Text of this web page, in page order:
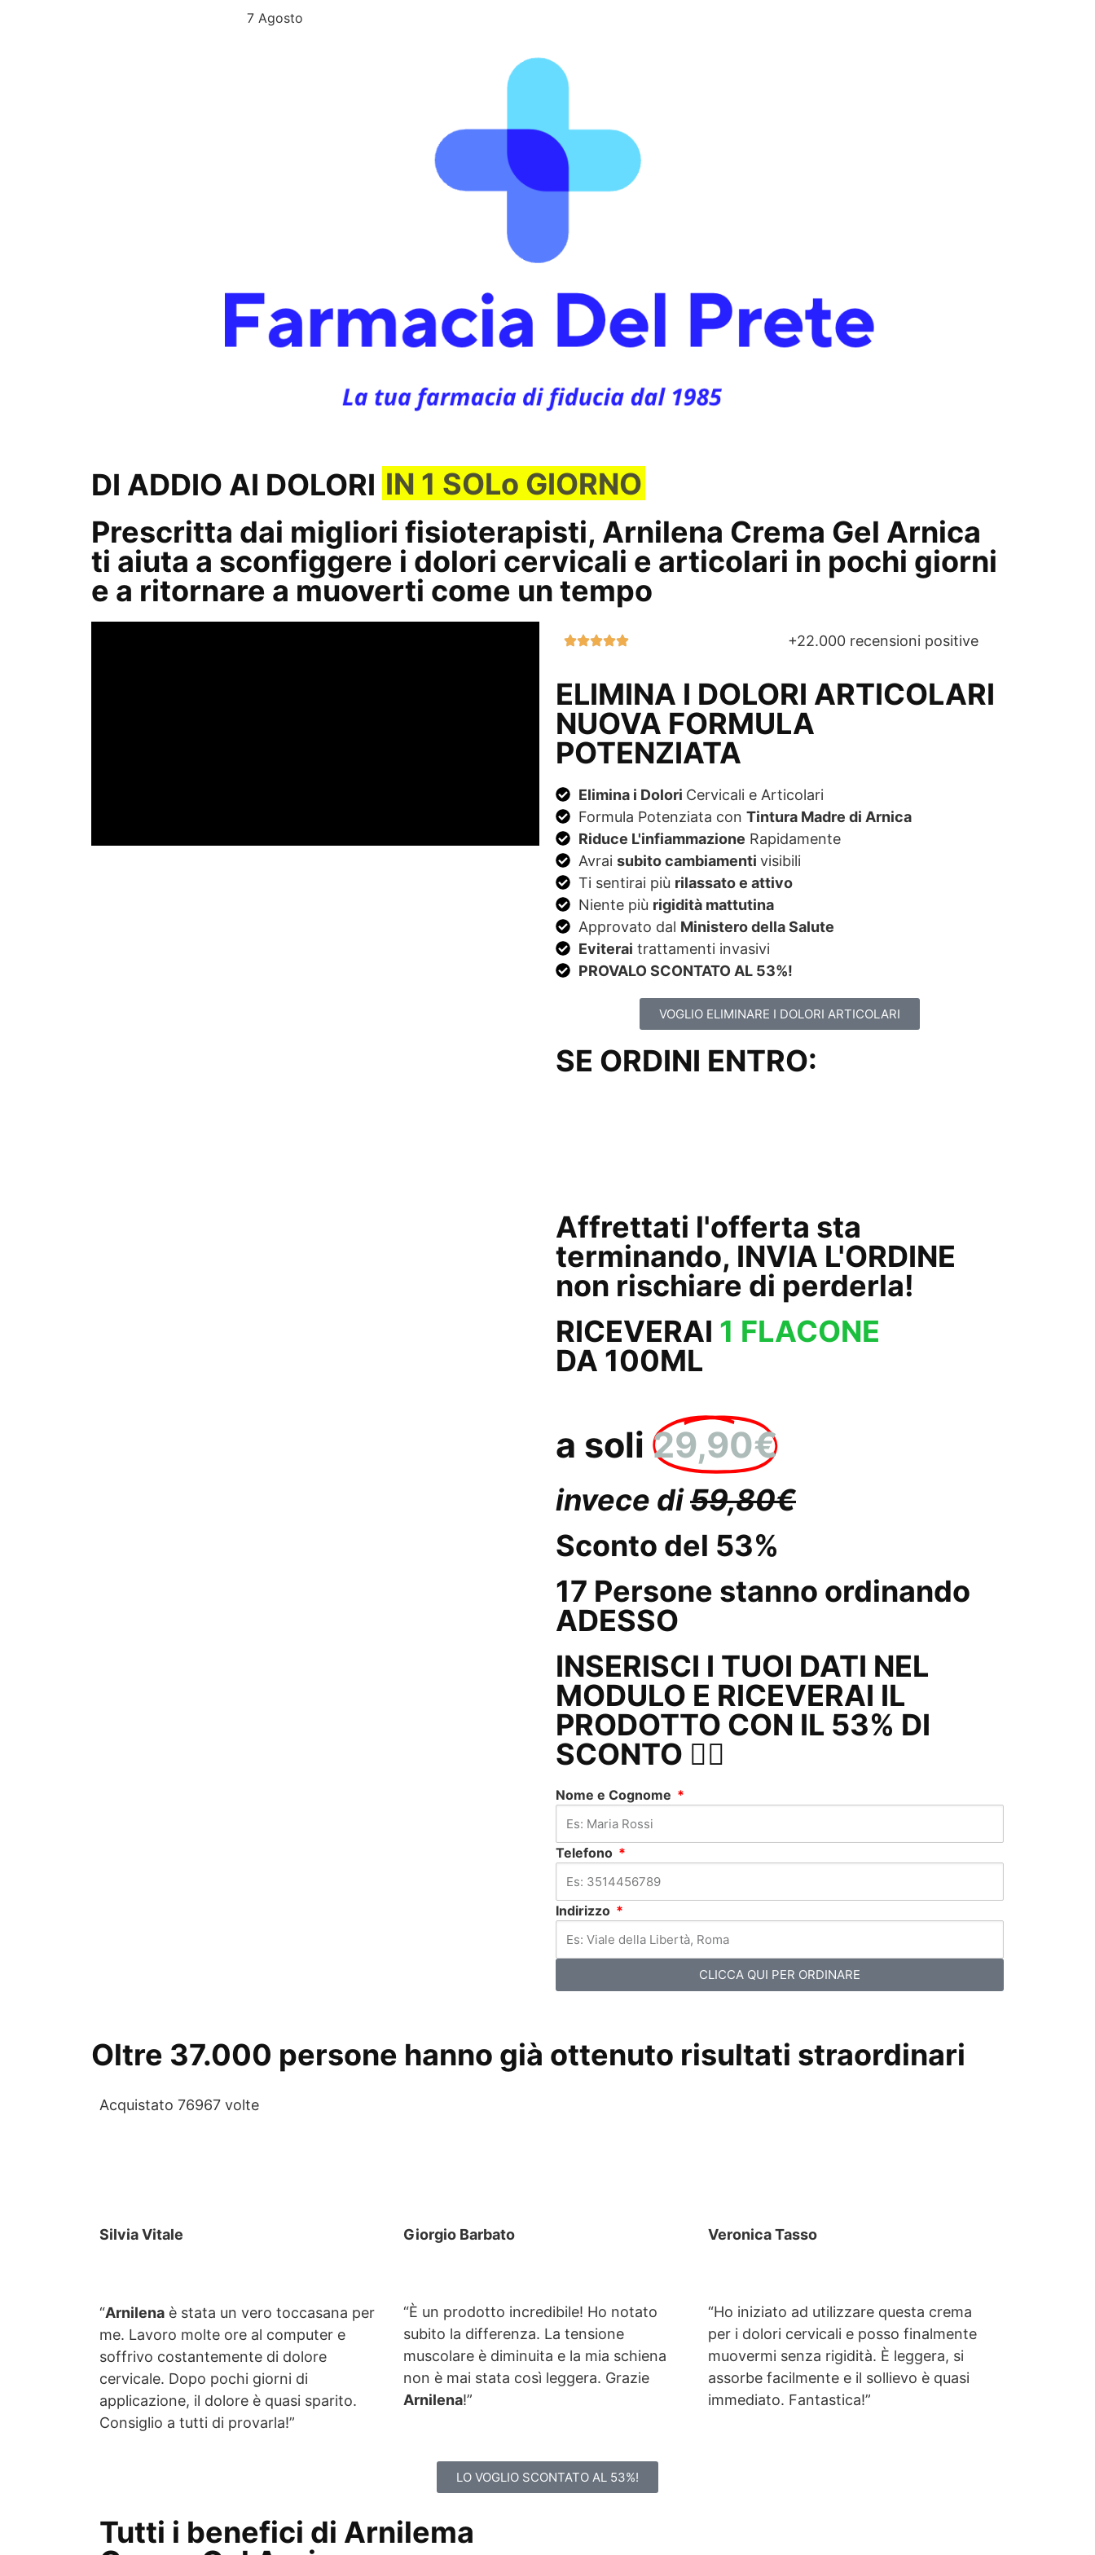
7 Agosto
DI ADDIO AI DOLORI IN 1 SOLo GIORNO
Prescritta dai migliori fisioterapisti, Arnilena Crema Gel Arnica
ti aiuta a sconfiggere i dolori cervicali e articolari in pochi giorni
e a ritornare a muoverti come un tempo
+22.000 recensioni positive
ELIMINA I DOLORI ARTICOLARI
NUOVA FORMULA
POTENZIATA
Elimina i Dolori Cervicali e Articolari
Formula Potenziata con Tintura Madre di Arnica
Riduce L'infiammazione Rapidamente
Avrai subito cambiamenti visibili
Ti sentirai più rilassato e attivo
Niente più rigidità mattutina
Approvato dal Ministero della Salute
Eviterai trattamenti invasivi
PROVALO SCONTATO AL 53%!
VOGLIO ELIMINARE I DOLORI ARTICOLARI
SE ORDINI ENTRO:
Affrettati l'offerta sta
terminando, INVIA L'ORDINE
non rischiare di perderla!
RICEVERAI 1 FLACONE
DA 100ML
a soli 29,90€
invece di59,80€
Sconto del 53%
17 Persone stanno ordinando
ADESSO
INSERISCI I TUOI DATI NEL
MODULO E RICEVERAI IL
PRODOTTO CON IL 53% DI
SCONTO 👇🏼
Nome e Cognome
Telefono
Indirizzo
CLICCA QUI PER ORDINARE
Oltre 37.000 persone hanno già ottenuto risultati straordinari
Acquistato 76967 volte
Silvia Vitale
“Arnilena è stata un vero toccasana per
me. Lavoro molte ore al computer e
soffrivo costantemente di dolore
cervicale. Dopo pochi giorni di
applicazione, il dolore è quasi sparito.
Consiglio a tutti di provarla!”
Giorgio Barbato
“È un prodotto incredibile! Ho notato
subito la differenza. La tensione
muscolare è diminuita e la mia schiena
non è mai stata così leggera. Grazie
Arnilena!”
Veronica Tasso
“Ho iniziato ad utilizzare questa crema
per i dolori cervicali e posso finalmente
muovermi senza rigidità. È leggera, si
assorbe facilmente e il sollievo è quasi
immediato. Fantastica!”
LO VOGLIO SCONTATO AL 53%!
Tutti i benefici di Arnilema